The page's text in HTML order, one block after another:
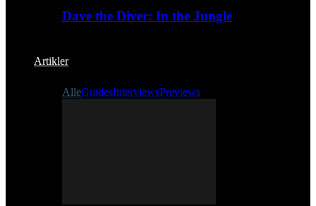
Dave the Diver: In the Jungle
Artikler
AlleGuidesInterviewsPreviews